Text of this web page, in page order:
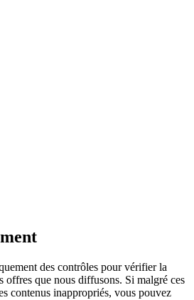
des contrôles pour vérifier la
offres que nous diffusons. Si malgré ces
contenus inappropriés, vous pouvez